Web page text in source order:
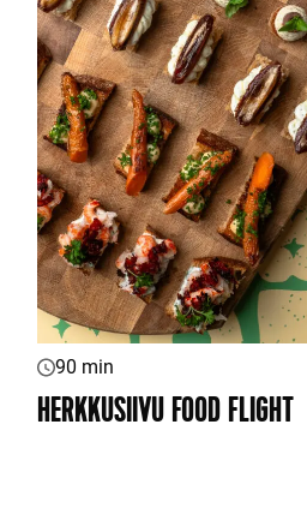
90 min
HERKKUSIIVU FOOD FLIGHT